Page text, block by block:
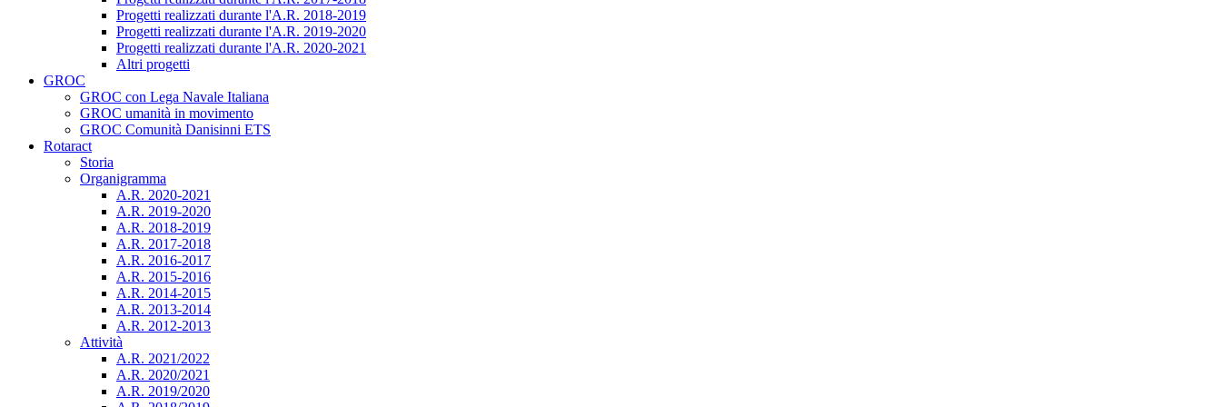
Progetti realizzati durante l'A.R. 2018-2019
Progetti realizzati durante l'A.R. 2019-2020
Progetti realizzati durante l'A.R. 2020-2021
Altri progetti
GROC
GROC con Lega Navale Italiana
GROC umanità in movimento
GROC Comunità Danisinni ETS
Rotaract
Storia
Organigramma
A.R. 2020-2021
A.R. 2019-2020
A.R. 2018-2019
A.R. 2017-2018
A.R. 2016-2017
A.R. 2015-2016
A.R. 2014-2015
A.R. 2013-2014
A.R. 2012-2013
Attività
A.R. 2021/2022
A.R. 2020/2021
A.R. 2019/2020